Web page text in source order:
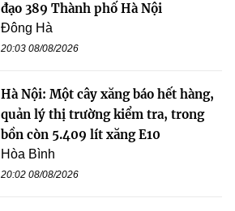
đạo 389 Thành phố Hà Nội
Đông Hà
20:03 08/08/2026
Hà Nội: Một cây xăng báo hết hàng,
quản lý thị trường kiểm tra, trong
bồn còn 5.409 lít xăng E10
Hòa Bình
20:02 08/08/2026